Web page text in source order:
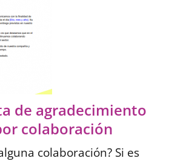
de agradecimiento
colaboración
colaboración? Si es